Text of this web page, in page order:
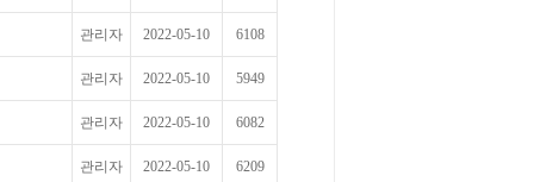
관리자 2022-05-10 6108
관리자 2022-05-10 5949
관리자 2022-05-10 6082
관리자 2022-05-10 6209